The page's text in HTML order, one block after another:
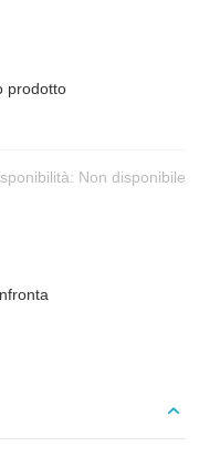
prodotto
Non disponibile